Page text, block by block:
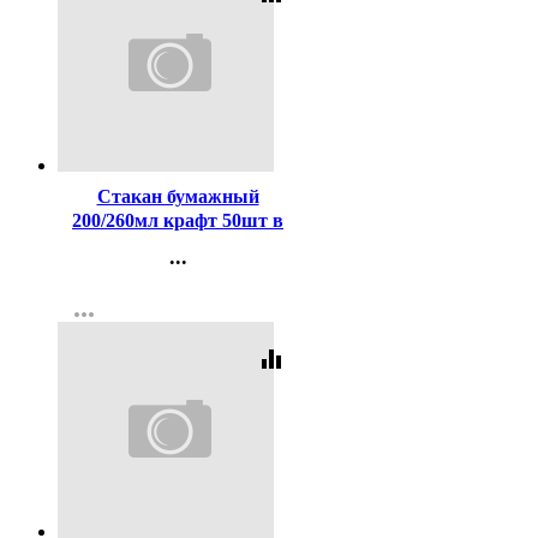
Стакан бумажный
200/260мл крафт 50шт в
...
Регистрация
more_horiz
equalizer